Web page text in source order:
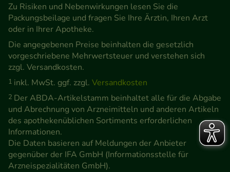
Zu Risiken und Nebenwirkungen lesen Sie die
Packungsbeilage und fragen Sie Ihre Ärztin, Ihren Arzt
oder in Ihrer Apotheke.
Die angegebenen Preise beinhalten die gesetzlich
vorgeschriebene Mehrwertsteuer und verstehen sich
zzgl. Versandkosten.
1 inkl. MwSt. ggf. zzgl. Versandkosten
2 Der ABDA-Artikelstamm beinhaltet alle für die Abgabe
und Abrechnung von Arzneimitteln und anderen Artikeln
des apothekenüblichen Sortiments erforderlichen
Informationen.
Die Daten basieren auf Meldungen der Anbieter
gegenüber der IFA GmbH (Informationsstelle für
Arzneispezialitäten GmbH).